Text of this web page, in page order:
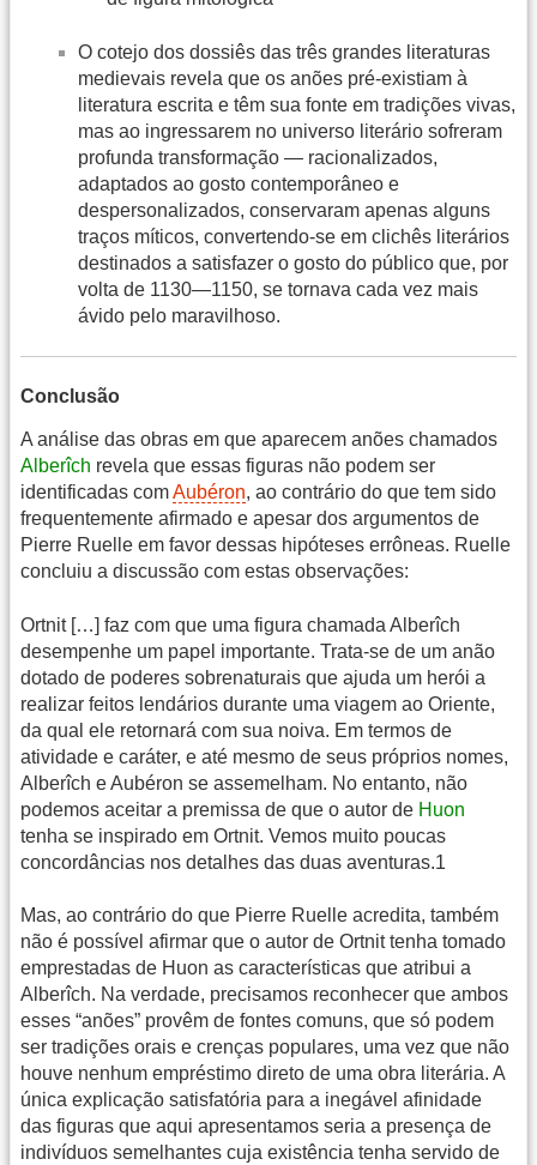
O cotejo dos dossiês das três grandes literaturas
medievais revela que os anões pré-existiam à
literatura escrita e têm sua fonte em tradições vivas,
mas ao ingressarem no universo literário sofreram
profunda transformação — racionalizados,
adaptados ao gosto contemporâneo e
despersonalizados, conservaram apenas alguns
traços míticos, convertendo-se em clichês literários
destinados a satisfazer o gosto do público que, por
volta de 1130—1150, se tornava cada vez mais
ávido pelo maravilhoso.
Conclusão
A análise das obras em que aparecem anões chamados
Alberîch revela que essas figuras não podem ser
identificadas comAubéron, ao contrário do que tem sido
frequentemente afirmado e apesar dos argumentos de
Pierre Ruelle em favor dessas hipóteses errôneas. Ruelle
concluiu a discussão com estas observações:
Ortnit […] faz com que uma figura chamada Alberîch
desempenhe um papel importante. Trata-se de um anão
dotado de poderes sobrenaturais que ajuda um herói a
realizar feitos lendários durante uma viagem ao Oriente,
da qual ele retornará com sua noiva. Em termos de
atividade e caráter, e até mesmo de seus próprios nomes,
Alberîch e Aubéron se assemelham. No entanto, não
podemos aceitar a premissa de que o autor de Huon
tenha se inspirado em Ortnit. Vemos muito poucas
concordâncias nos detalhes das duas aventuras.1
Mas, ao contrário do que Pierre Ruelle acredita, também
não é possível afirmar que o autor de Ortnit tenha tomado
emprestadas de Huon as características que atribui a
Alberîch. Na verdade, precisamos reconhecer que ambos
esses “anões” provêm de fontes comuns, que só podem
ser tradições orais e crenças populares, uma vez que não
houve nenhum empréstimo direto de uma obra literária. A
única explicação satisfatória para a inegável afinidade
das figuras que aqui apresentamos seria a presença de
indivíduos semelhantes cuja existência tenha servido de